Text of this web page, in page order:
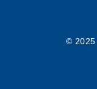
© 2025